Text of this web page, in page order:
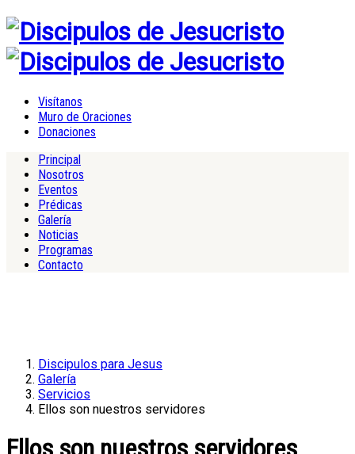
Visítanos
Muro de Oraciones
Donaciones
Principal
Nosotros
Eventos
Prédicas
Galería
Noticias
Programas
Contacto
Discipulos para Jesus
Galería
Servicios
Ellos son nuestros servidores